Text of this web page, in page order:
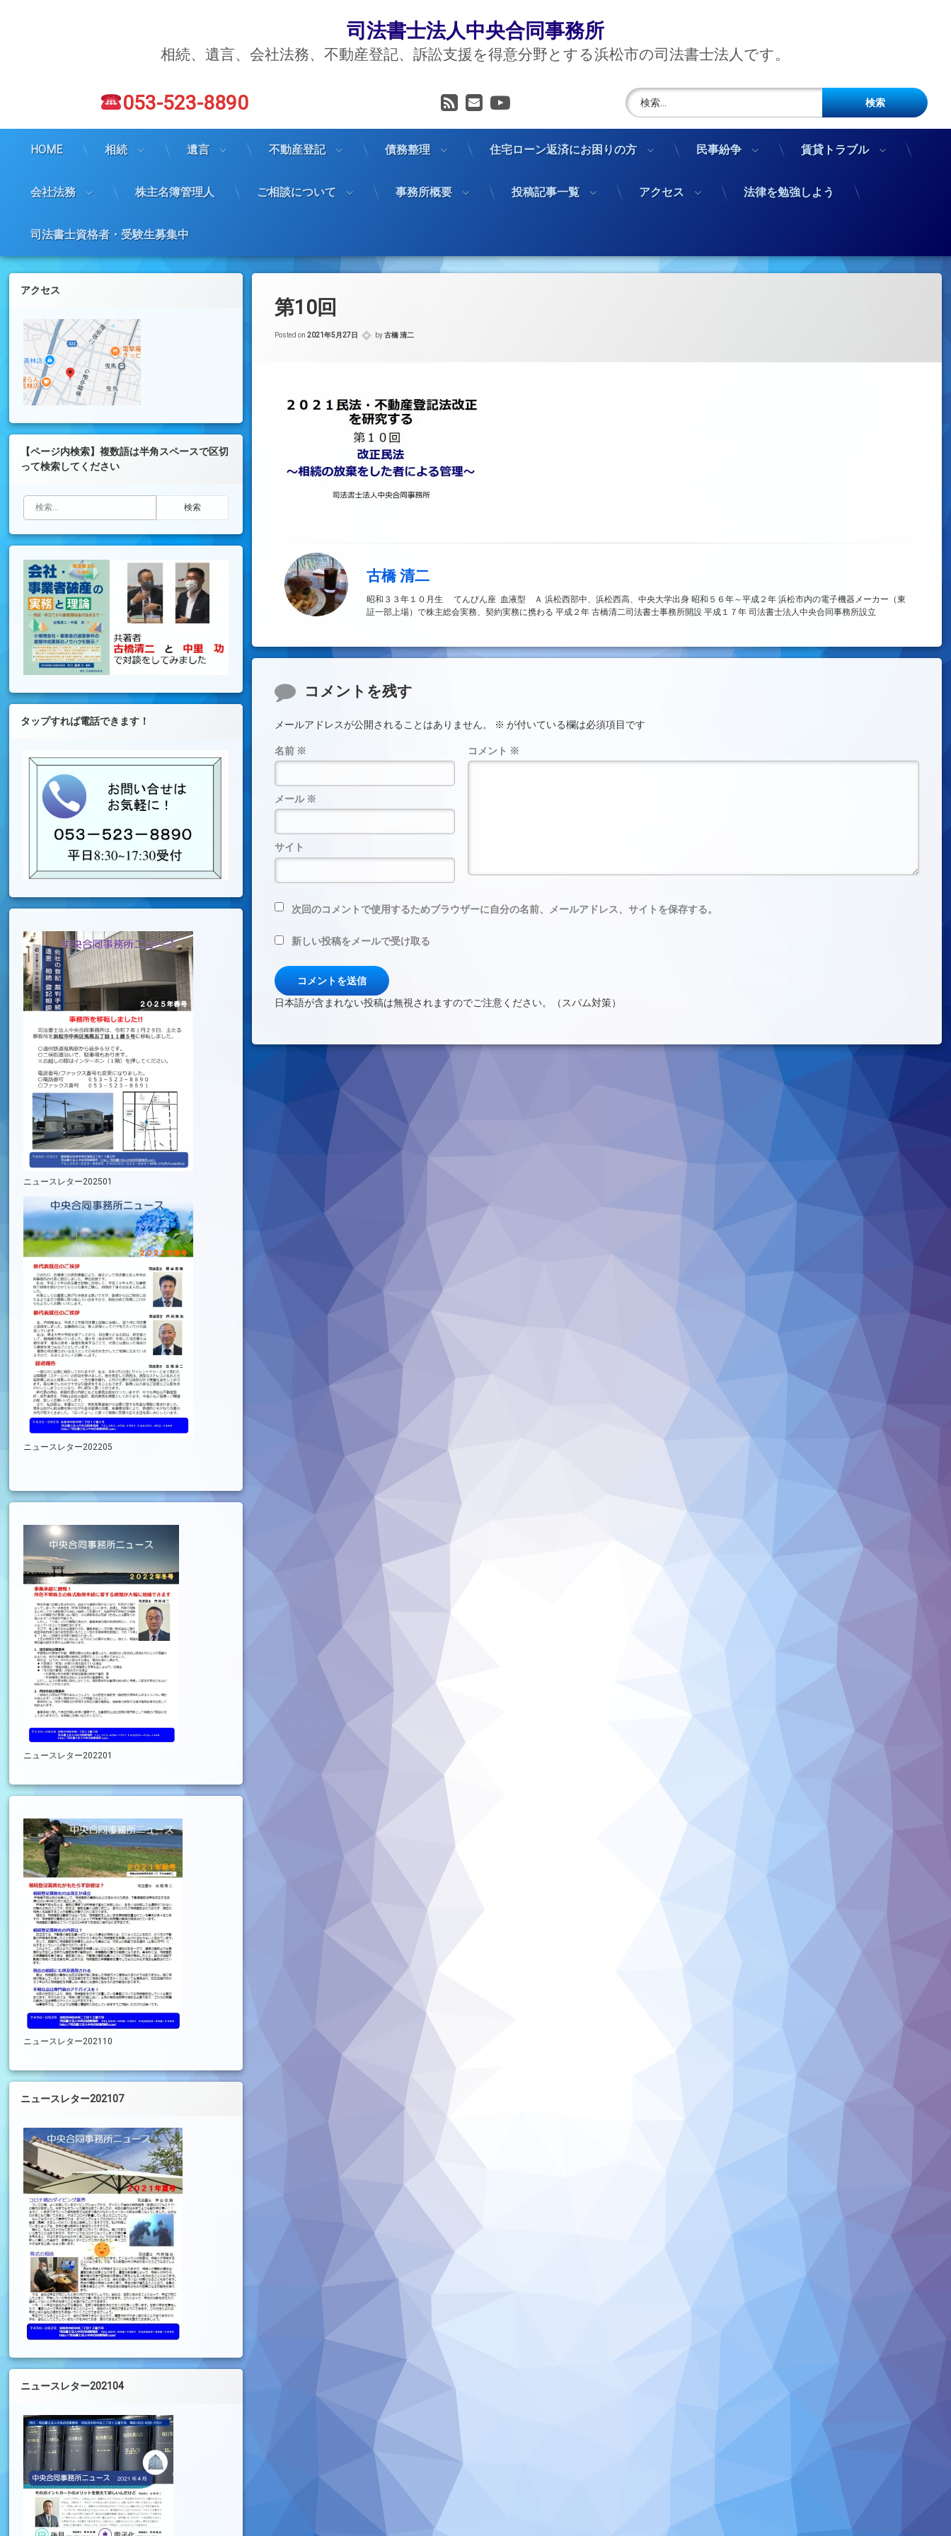
司法書士法人中央合同事務所
相続、遺言、会社法務、不動産登記、訴訟支援を得意分野とする浜松市の司法書士法人です。
電話番号:
053-523-8890 RSSメールアドレス
YouTube 検索:
HOME 相続 遺言 不動産登記 債務整理 住宅ローン返済にお困りの方 民事紛争 賃貸トラブル
会社法務 株主名簿管理人 ご相談について 事務所概要 投稿記事一覧 アクセス 法律を勉強しよう
司法書士資格者・受験生募集中
第10回
Posted on 2021年5月27日 by古橋 清二
古橋 清二
昭和３３年１０月生 てんびん座 血液型 Ａ 浜松西部中、浜松西高、中央大学出身 昭和５６年～平成２年 浜松市内の電子機器メーカー（東
証一部上場）で株主総会実務、契約実務に携わる 平成２年 古橋清二司法書士事務所開設 平成１７年 司法書士法人中央合同事務所設立
コメントコメントを残す
メールアドレスが公開されることはありません。 ※ が付いている欄は必須項目です
コメント ※
名前 ※
メール ※
サイト
次回のコメントで使用するためブラウザーに自分の名前、メールアドレス、サイトを保存する。
新しい投稿をメールで受け取る
日本語が含まれない投稿は無視されますのでご注意ください。（スパム対策）
左サイドバー
アクセス
【ページ内検索】複数語は半角スペースで区切
って検索してください
検索:
タップすれば電話できます！
ニュースレター202501
ニュースレター202205
ニュースレター202201
ニュースレター202110
ニュースレター202107
ニュースレター202104